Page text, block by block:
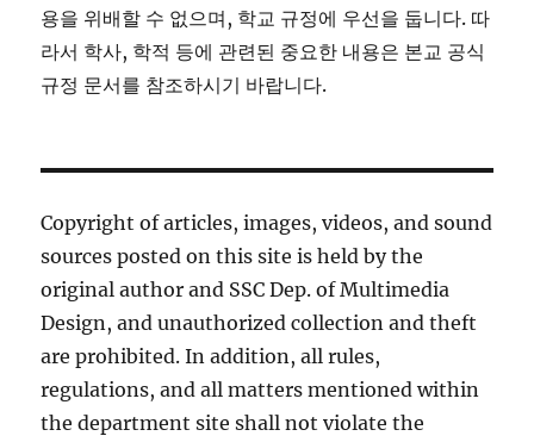
용을 위배할 수 없으며, 학교 규정에 우선을 둡니다. 따
라서 학사, 학적 등에 관련된 중요한 내용은 본교 공식
규정 문서를 참조하시기 바랍니다.
Copyright of articles, images, videos, and sound
sources posted on this site is held by the
original author and SSC Dep. of Multimedia
Design, and unauthorized collection and theft
are prohibited. In addition, all rules,
regulations, and all matters mentioned within
the department site shall not violate the